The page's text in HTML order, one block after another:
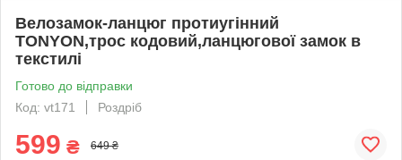
Велозамок-ланцюг протиугінний
TONYON,трос кодовий,ланцюгової замок в
текстилі
Готово до відправки
Код: vt171
Роздріб
599 ₴ 649 ₴